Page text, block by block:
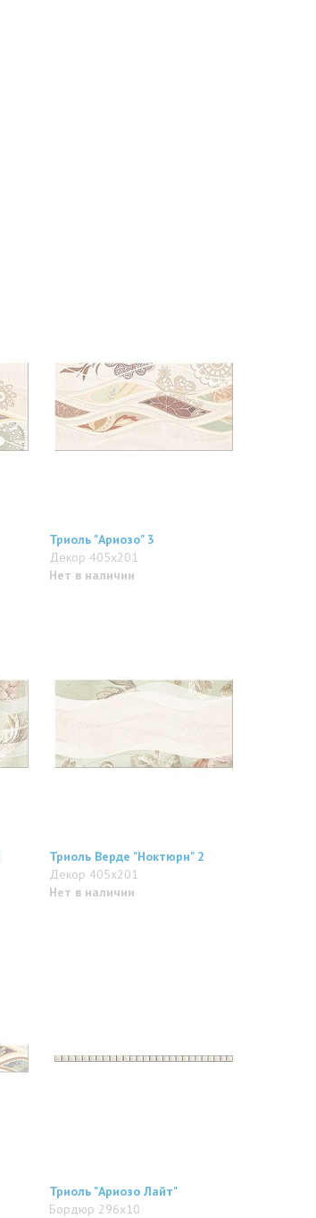
Триоль "Ариозо" 3
Декор 405x201
Нет в наличии
Триоль Верде "Ноктюрн" 2
Декор 405x201
Нет в наличии
Триоль "Ариозо Лайт"
Бордюр 296x10